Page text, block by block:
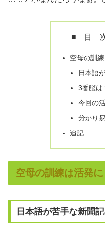
■ 目
空母の訓
日本語
3番艦は
今回の
分かり
追記
空母の訓練は活発に
日本語が苦手な新聞